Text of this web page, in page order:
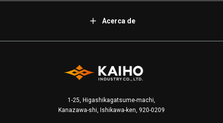
Acerca de
1-25, Higashikagatsume-machi,
Kanazawa-shi, Ishikawa-ken, 920-0209